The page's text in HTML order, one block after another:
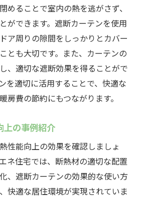
めることで室内の熱を逃がさず、
ができます。遮断カーテンを使用
ア周りの隙間をしっかりとカバー
とも大切です。また、カーテンの
、適切な遮断効果を得ることがで
を適切に活用することで、快適な
房費の節約にもつながります。
上の事例紹介
性能向上の効果を確認しましょ
ネ住宅では、断熱材の適切な配置
、遮断カーテンの効果的な使い方
快適な居住環境が実現されていま